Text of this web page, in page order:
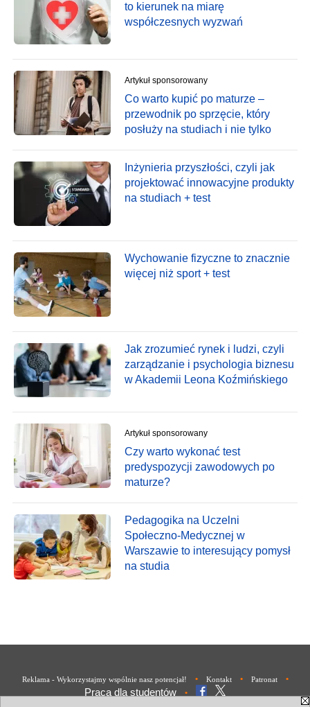
to kierunek na miarę
współczesnych wyzwań
Artykuł sponsorowany
Co warto kupić po maturze –
przewodnik po sprzęcie, który
posłuży na studiach i nie tylko
Inżynieria przyszłości, czyli jak
projektować innowacyjne produkty
na studiach + test
Wychowanie fizyczne to znacznie
więcej niż sport + test
Jak zrozumieć rynek i ludzi, czyli
zarządzanie i psychologia biznesu
w Akademii Leona Koźmińskiego
Artykuł sponsorowany
Czy warto wykonać test
predyspozycji zawodowych po
maturze?
Pedagogika na Uczelni
Społeczno-Medycznej w
Warszawie to interesujący pomysł
na studia
Reklama - Wykorzystajmy wspólnie nasz potencjał! • Kontakt • Patronat •
Praca dla studentów •